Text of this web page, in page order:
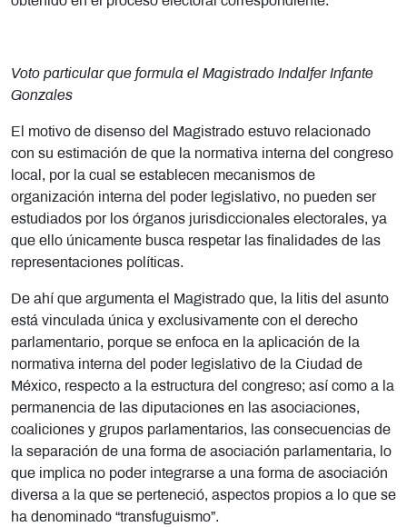
Voto particular que formula el Magistrado Indalfer Infante
Gonzales
El motivo de disenso del Magistrado estuvo relacionado
con su estimación de que la normativa interna del congreso
local, por la cual se establecen mecanismos de
organización interna del poder legislativo, no pueden ser
estudiados por los órganos jurisdiccionales electorales, ya
que ello únicamente busca respetar las finalidades de las
representaciones políticas.
De ahí que argumenta el Magistrado que, la litis del asunto
está vinculada única y exclusivamente con el derecho
parlamentario, porque se enfoca en la aplicación de la
normativa interna del poder legislativo de la Ciudad de
México, respecto a la estructura del congreso; así como a la
permanencia de las diputaciones en las asociaciones,
coaliciones y grupos parlamentarios, las consecuencias de
la separación de una forma de asociación parlamentaria, lo
que implica no poder integrarse a una forma de asociación
diversa a la que se perteneció, aspectos propios a lo que se
ha denominado “transfuguismo”.